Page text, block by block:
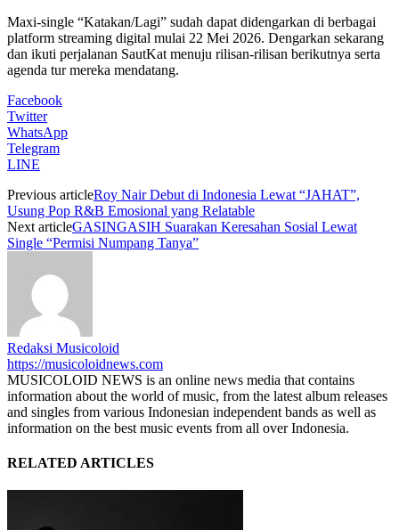
Maxi-single “Katakan/Lagi” sudah dapat didengarkan di berbagai
platform streaming digital mulai 22 Mei 2026. Dengarkan sekarang
dan ikuti perjalanan SautKat menuju rilisan-rilisan berikutnya serta
agenda tur mereka mendatang.
Facebook
Twitter
WhatsApp
Telegram
LINE
Previous articleRoy Nair Debut di Indonesia Lewat “JAHAT”,
Usung Pop R&B Emosional yang Relatable
Next articleGASINGASIH Suarakan Keresahan Sosial Lewat
Single “Permisi Numpang Tanya”
Redaksi Musicoloid
https://musicoloidnews.com
MUSICOLOID NEWS is an online news media that contains
information about the world of music, from the latest album releases
and singles from various Indonesian independent bands as well as
information on the best music events from all over Indonesia.
RELATED ARTICLES